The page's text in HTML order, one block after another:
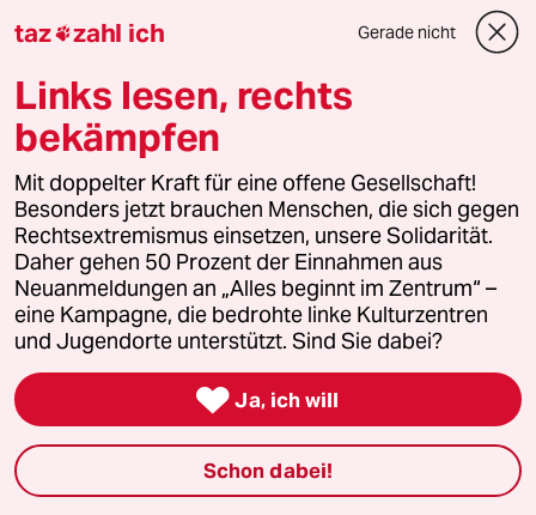
Anderes.
9G 97088 (Profil gelöscht)
27.01.2019 12:49 Uhr
@76530 (Profil gelöscht):
Na ja - die Grünen haben schon
inhaltlich etwas bewegt:
Steigbügelhalter von SPD-Schröder
und zum Dank das Dosenpfand. Also
so ohne Dosenpfand wäre meine
76530 (Profil gelöscht)
27.01.2019,13:59 Uhr
taz zahl ich Gerade nicht
Links lesen, rechts
bekämpfen
Mit doppelter Kraft für eine offene Gesellschaft!
Besonders jetzt brauchen Menschen, die sich gegen
Rechtsextremismus einsetzen, unsere Solidarität.
Daher gehen 50 Prozent der Einnahmen aus
Neuanmeldungen an „Alles beginnt im Zentrum“ –
eine Kampagne, die bedrohte linke Kulturzentren
und Jugendorte unterstützt. Sind Sie dabei?
 Ja, ich will
Schon dabei!